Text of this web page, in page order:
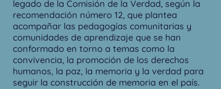
legado de la Comisión de la Verdad, según la
recomendación número 12, que plantea
acompañar las pedagogías comunitarias y
comunidades de aprendizaje que se han
conformado en torno a temas como la
convivencia, la promoción de los derechos
humanos, la paz, la memoria y la verdad para
seguir la construcción de memoria en el país.